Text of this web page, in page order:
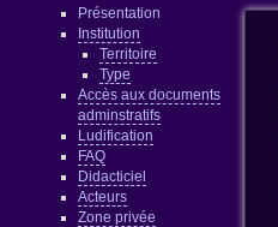
Présentation
Institution
Territoire
Type
Accès aux documents
adminstratifs
Ludification
FAQ
Didacticiel
Acteurs
Zone privée